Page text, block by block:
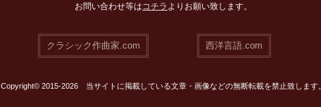
お問い合わせ等は コチラ よりお願い致します。
クラシック作曲家.com 西洋言語.com
Copyright© 2015-2026 当サイトに掲載している文章・画像などの無断転載を禁止致します。